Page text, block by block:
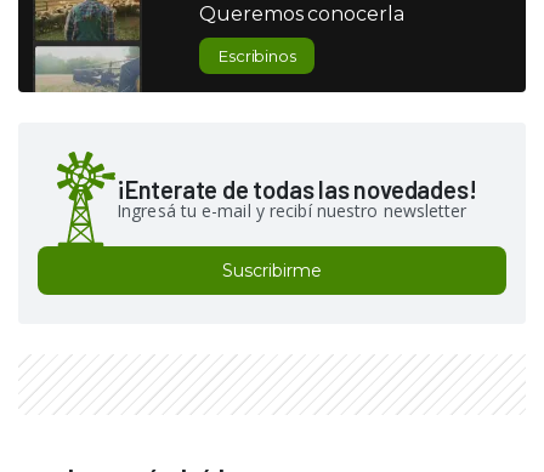
Queremos conocerla
Escribinos
¡Enterate de todas las novedades!
Ingresá tu e-mail y recibí nuestro newsletter
Suscribirme